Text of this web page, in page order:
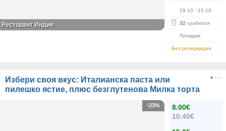
29.10 - 15.10
32 грабнати
Пловдив
Без резервация
Ресторант Индия
Избери своя вкус: Италианска паста или
пилешко ястие, плюс безглутенова Милка торта
8.00€
10.40€
-23%